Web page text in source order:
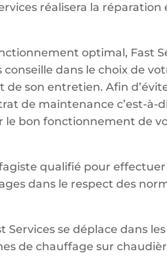
réalisera la
optimal, Fast
dans le choix de
de son entretien. Afin
de maintenance c’est-à-
le bon fonctionnement de
qualifié pour
dans le respect des
Services se déplace dans
de chauffage sur